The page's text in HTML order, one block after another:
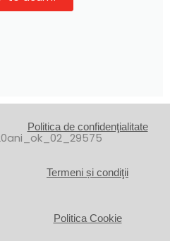
Politica de confidenţialitate
Termeni și condiţii
Politica Cookie